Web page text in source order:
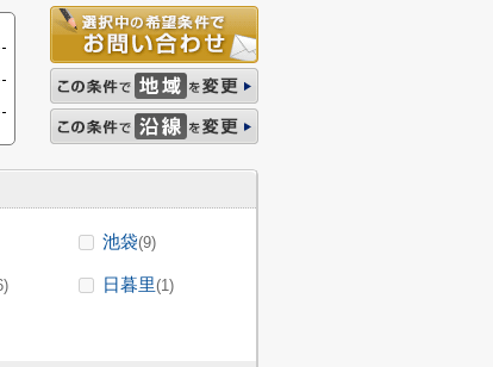
池袋(9)
日暮里(1)